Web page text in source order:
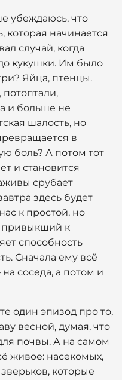
убеждаюсь, что
которая начинается
случай, когда
кукушки. Им было
Яйца, птенцы.
и больше не
шалость, но
в
боль? А потом тот
и становится
срубает
здесь будет
к простой, но
привыкший к
способность
Сначала ему всё
соседа, а потом и
один эпизод про то,
весной, думая, что
почвы. А на самом
живое: насекомых,
которые